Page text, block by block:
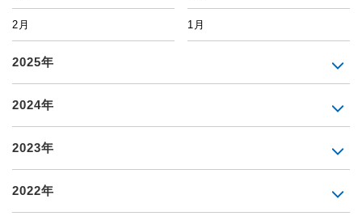
2月 1月
2025年
2024年
2023年
2022年